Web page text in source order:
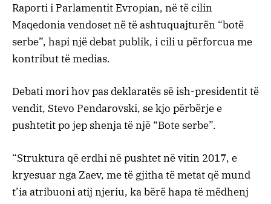
Raporti i Parlamentit Evropian, në të cilin
Maqedonia vendoset në të ashtuquajturën “botë
serbe”, hapi një debat publik, i cili u përforcua me
kontribut të medias.
Debati mori hov pas deklaratës së ish-presidentit të
vendit, Stevo Pendarovski, se kjo përbërje e
pushtetit po jep shenja të një “Bote serbe”.
“Struktura që erdhi në pushtet në vitin 2017, e
kryesuar nga Zaev, me të gjitha të metat që mund
t’ia atribuoni atij njeriu, ka bërë hapa të mëdhenj